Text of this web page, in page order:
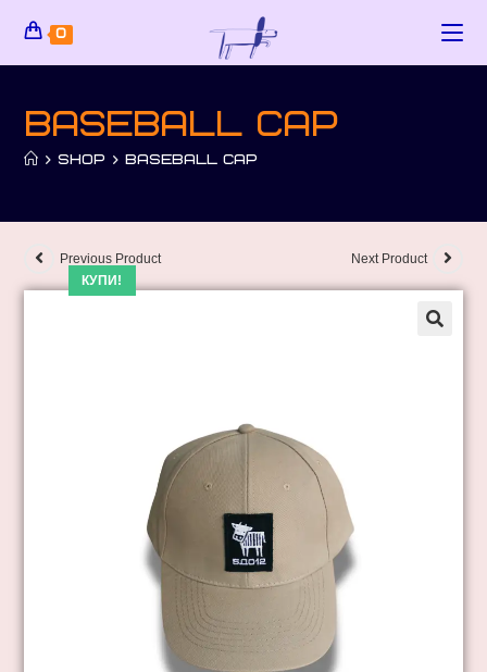
0
Baseball cap
> SHOP > BASEBALL CAP
КУПИ!
Previous Product Next Product